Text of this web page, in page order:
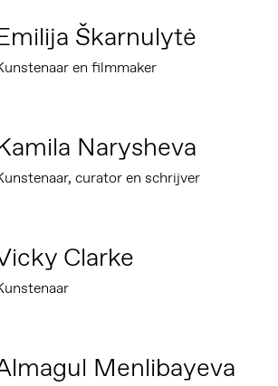
Škarnulytė
en filmmaker
Narysheva
curator en schrijver
Clarke
Menlibayeva